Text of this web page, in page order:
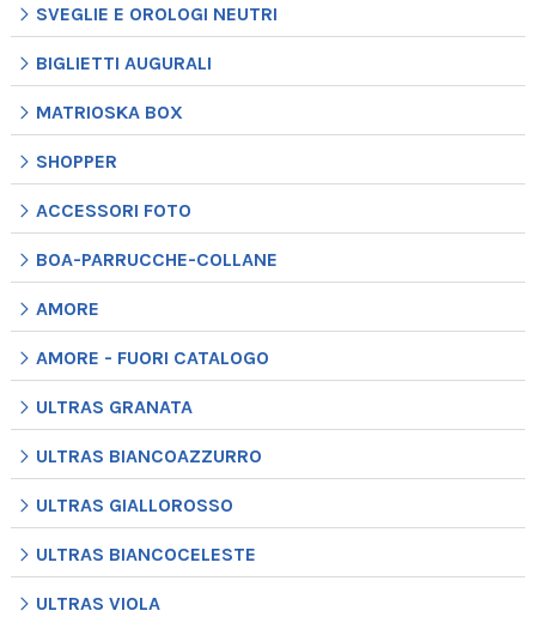
SVEGLIE E OROLOGI NEUTRI
BIGLIETTI AUGURALI
MATRIOSKA BOX
SHOPPER
ACCESSORI FOTO
BOA-PARRUCCHE-COLLANE
AMORE
AMORE - FUORI CATALOGO
ULTRAS GRANATA
ULTRAS BIANCOAZZURRO
ULTRAS GIALLOROSSO
ULTRAS BIANCOCELESTE
ULTRAS VIOLA